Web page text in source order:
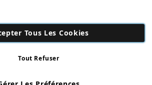
Tous Les Cookies
Tout Refuser